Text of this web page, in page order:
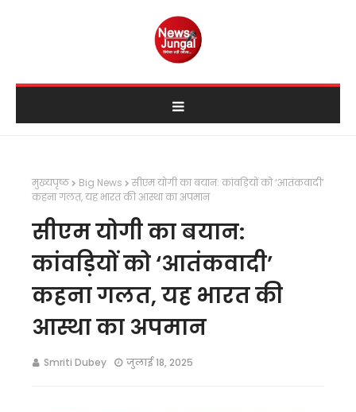
मुख्यपृष्ठ Big News
सीएम योगी का बयान: कांवड़ियों को ‘आतंकवादी’
कहना गलत, यह भारत की आस्था का अपमान
सीएम योगी का बयान:
कांवड़ियों को ‘आतंकवादी’
कहना गलत, यह भारत की
आस्था का अपमान
Smriti Dubey जुलाई 18, 2025